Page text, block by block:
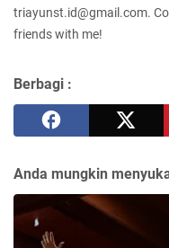
triayunst.id@gmail.com.
friends with me!
Berbagi :
Anda mungkin